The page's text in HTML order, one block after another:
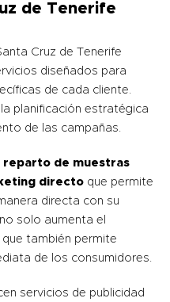
de Tenerife
Cruz de Tenerife
diseñados para
de cada cliente.
planificación estratégica
de las campañas.
reparto de muestras
directo que permite
directa con su
solo aumenta el
también permite
de los consumidores.
servicios de publicidad